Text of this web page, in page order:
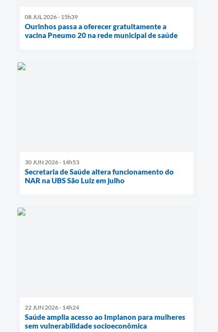
08 JUL 2026 - 15h39
Ourinhos passa a oferecer gratuitamente a
vacina Pneumo 20 na rede municipal de saúde
30 JUN 2026 - 14h53
Secretaria de Saúde altera funcionamento do
NAR na UBS São Luiz em julho
22 JUN 2026 - 14h24
Saúde amplia acesso ao Implanon para mulheres
sem vulnerabilidade socioeconômica